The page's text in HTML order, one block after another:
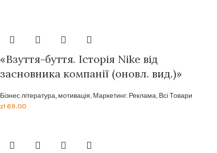
«Взуття-буття. Історія Nike від
засновника компанії (оновл. вид.)»
Бізнес література, мотивація, Маркетинг. Реклама, Всі Товари
zł 69.00